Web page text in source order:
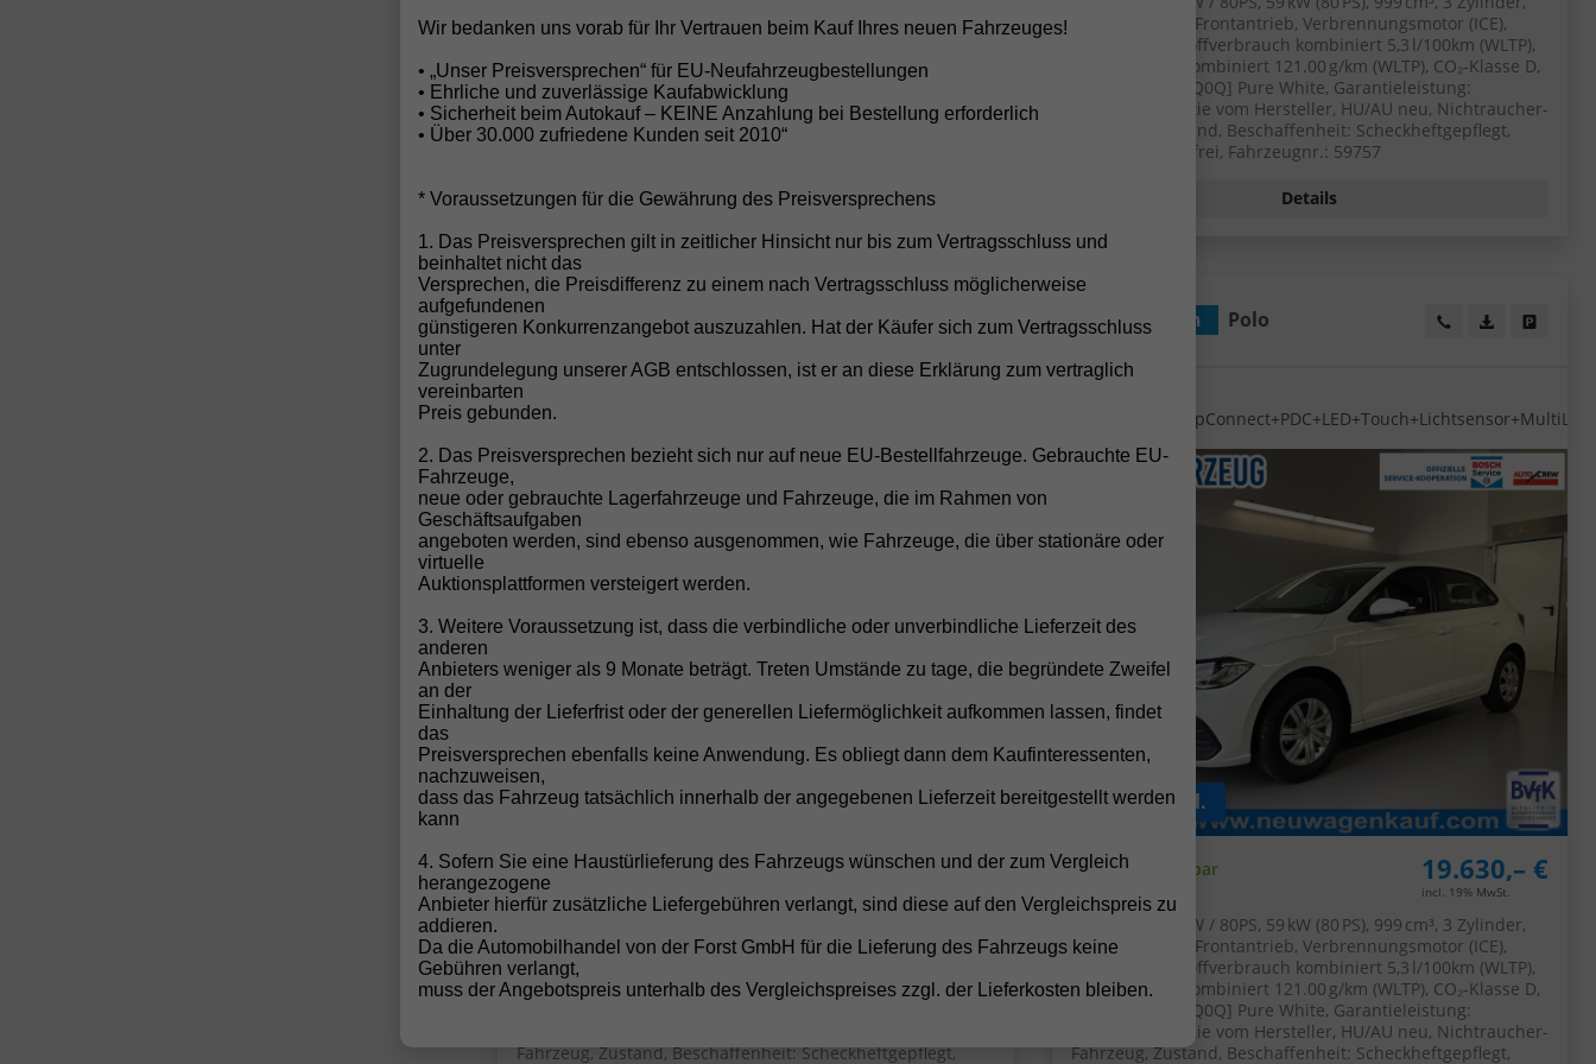
Schalt. 5-Gang, Frontantrieb, Verbrennungsmotor (ICE),
CO₂-Emission kombiniert 121.00 g/km (WLTP), CO₂-Klasse D,
Außenfarbe: [6U6U] Ascotgrau, Garantieleistung:
Fahrzeuggarantie vom Hersteller, HU/AU neu, Nichtraucher-
Fahrzeug, Zustand, Beschaffenheit: Scheckheftgepflegt,
Details
Schalt. 5-Gang, Frontantrieb, Verbrennungsmotor (ICE),
Benzin, Kraftstoffverbrauch kombiniert 5,3 l/100km (WLTP),
CO₂-Emission kombiniert 121.00 g/km (WLTP), CO₂-Klasse D,
Außenfarbe: [0Q0Q] Pure White, Garantieleistung:
Fahrzeuggarantie vom Hersteller, HU/AU neu, Nichtraucher-
Fahrzeug, Zustand, Beschaffenheit: Scheckheftgepflegt,
Zustand: unfallfrei, Fahrzeugnr.: 59757
Details
Volkswagen Polo Wir rufen Sie an!
PDF-Datei, Fahrzeugexposé drucken
Angebot drucken
Polo 1.0 MPI
Sitzheizung+AppConnect+PDC+LED+Touch+Lichtsensor+MultiLenkrad
Sofort lieferbar 19.630,– €
ab 152,– € mtl.
Schalt. 5-Gang, Frontantrieb, Verbrennungsmotor (ICE),
Benzin, Kraftstoffverbrauch kombiniert 5,3 l/100km (WLTP),
CO₂-Emission kombiniert 121.00 g/km (WLTP), CO₂-Klasse D,
Fahrzeug, Zustand, Beschaffenheit: Scheckheftgepflegt,
Volkswagen Polo Wir rufen Sie an!
PDF-Datei,
Sofort lieferbar 19.630,– €
incl. 19% MwSt.
ab 152,– € mtl.
5-türig, 1.0 59kW / 80PS, 59 kW (80 PS), 999 cm³, 3 Zylinder,
Schalt. 5-Gang, Frontantrieb, Verbrennungsmotor (ICE),
Benzin, Kraftstoffverbrauch kombiniert 5,3 l/100km (WLTP),
CO₂-Emission kombiniert 121.00 g/km (WLTP), CO₂-Klasse D,
Außenfarbe: [0Q0Q] Pure White, Garantieleistung:
Fahrzeuggarantie vom Hersteller, HU/AU neu, Nichtraucher-
Fahrzeug, Zustand, Beschaffenheit: Scheckheftgepflegt,
Wir bedanken uns vorab für Ihr Vertrauen beim Kauf Ihres neuen Fahrzeuges!
• „Unser Preisversprechen“ für EU-Neufahrzeugbestellungen
• Ehrliche und zuverlässige Kaufabwicklung
• Sicherheit beim Autokauf – KEINE Anzahlung bei Bestellung erforderlich
• Über 30.000 zufriedene Kunden seit 2010“
* Voraussetzungen für die Gewährung des Preisversprechens
1. Das Preisversprechen gilt in zeitlicher Hinsicht nur bis zum Vertragsschluss und
beinhaltet nicht das
Versprechen, die Preisdifferenz zu einem nach Vertragsschluss möglicherweise
aufgefundenen
günstigeren Konkurrenzangebot auszuzahlen. Hat der Käufer sich zum Vertragsschluss
unter
Zugrundelegung unserer AGB entschlossen, ist er an diese Erklärung zum vertraglich
vereinbarten
Preis gebunden.
2. Das Preisversprechen bezieht sich nur auf neue EU-Bestellfahrzeuge. Gebrauchte EU-
Fahrzeuge,
neue oder gebrauchte Lagerfahrzeuge und Fahrzeuge, die im Rahmen von
Geschäftsaufgaben
angeboten werden, sind ebenso ausgenommen, wie Fahrzeuge, die über stationäre oder
virtuelle
Auktionsplattformen versteigert werden.
3. Weitere Voraussetzung ist, dass die verbindliche oder unverbindliche Lieferzeit des
anderen
Anbieters weniger als 9 Monate beträgt. Treten Umstände zu tage, die begründete Zweifel
an der
Einhaltung der Lieferfrist oder der generellen Liefermöglichkeit aufkommen lassen, findet
das
Preisversprechen ebenfalls keine Anwendung. Es obliegt dann dem Kaufinteressenten,
nachzuweisen,
dass das Fahrzeug tatsächlich innerhalb der angegebenen Lieferzeit bereitgestellt werden
kann
4. Sofern Sie eine Haustürlieferung des Fahrzeugs wünschen und der zum Vergleich
herangezogene
Anbieter hierfür zusätzliche Liefergebühren verlangt, sind diese auf den Vergleichspreis zu
addieren.
Da die Automobilhandel von der Forst GmbH für die Lieferung des Fahrzeugs keine
Gebühren verlangt,
muss der Angebotspreis unterhalb des Vergleichspreises zzgl. der Lieferkosten bleiben.